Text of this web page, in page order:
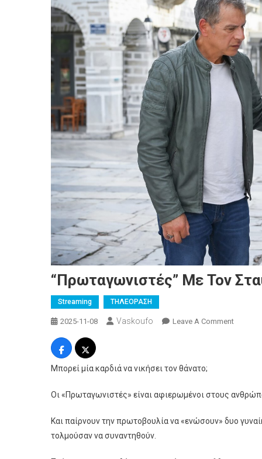
“Πρωταγωνιστές” Με Τον
Streaming ΤΗΛΕΟΡΑΣΗ
2025-11-08 Vaskoufo Leave A CommentOn
Στις
Μπορεί μία καρδιά να νικήσει τον θάνατο;
Οι «Πρωταγωνιστές» είναι αφιερωμένοι στους
Και παίρνουν την πρωτοβουλία να «ενώσουν» δυο
τολμούσαν να συναντηθούν.